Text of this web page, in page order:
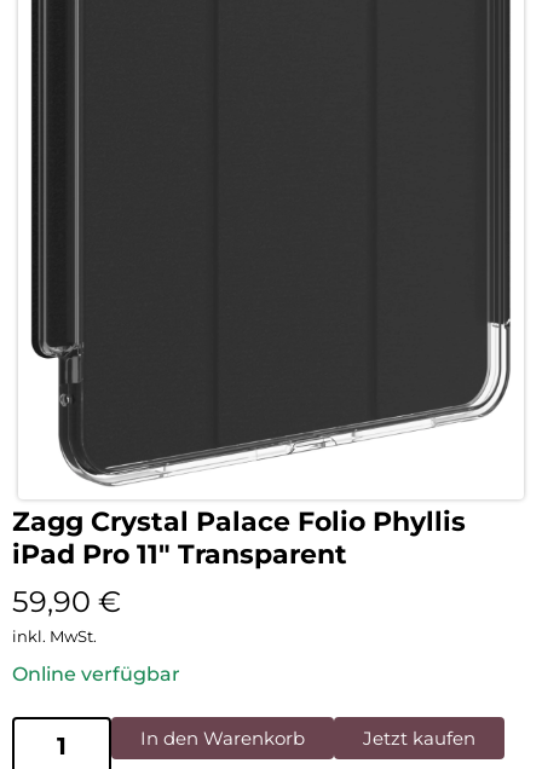
Zagg Crystal Palace Folio Phyllis
iPad Pro 11″ Transparent
59,90 €
inkl. MwSt.
Online verfügbar
In den Warenkorb Jetzt kaufen